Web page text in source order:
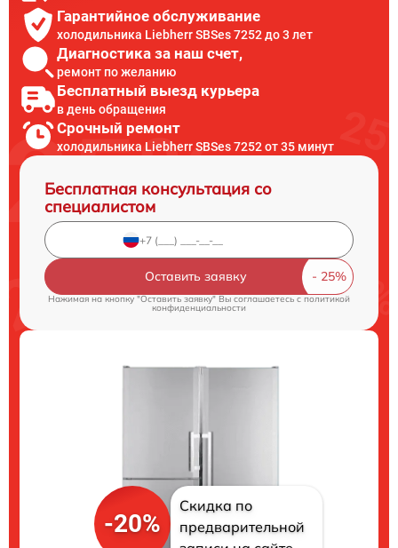
Гарантийное обслуживание
холодильника Liebherr SBSes 7252 до 3 лет
Диагностика за наш счет,
ремонт по желанию
Бесплатный выезд курьера
в день обращения
Срочный ремонт
холодильника Liebherr SBSes 7252 от 35 минут
Бесплатная консультация со
специалистом
Оставить заявку
Нажимая на кнопку "Оставить заявку" Вы соглашаетесь cполитикой
конфиденциальности
-20%
Скидка по
предварительной